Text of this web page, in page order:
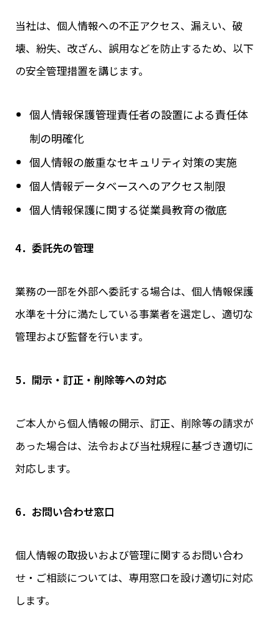
当社は、個人情報への不正アクセス、漏えい、破
壊、紛失、改ざん、誤用などを防止するため、以下
の安全管理措置を講じます。
個人情報保護管理責任者の設置による責任体
制の明確化
個人情報の厳重なセキュリティ対策の実施
個人情報データベースへのアクセス制限
個人情報保護に関する従業員教育の徹底
4．委託先の管理
業務の一部を外部へ委託する場合は、個人情報保護
水準を十分に満たしている事業者を選定し、適切な
管理および監督を行います。
5．開示・訂正・削除等への対応
ご本人から個人情報の開示、訂正、削除等の請求が
あった場合は、法令および当社規程に基づき適切に
対応します。
6．お問い合わせ窓口
個人情報の取扱いおよび管理に関するお問い合わ
せ・ご相談については、専用窓口を設け適切に対応
します。